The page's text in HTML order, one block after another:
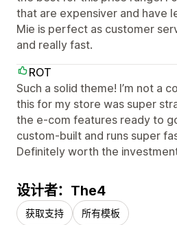
that are expensiver and have
Mie is perfect as customer
and really fast.
ROT
Such a solid theme! I’m not a
this for my store was super
the e-com features ready to
custom-built and runs super
Definitely worth the
设计者：The4
获取支持 所有模板